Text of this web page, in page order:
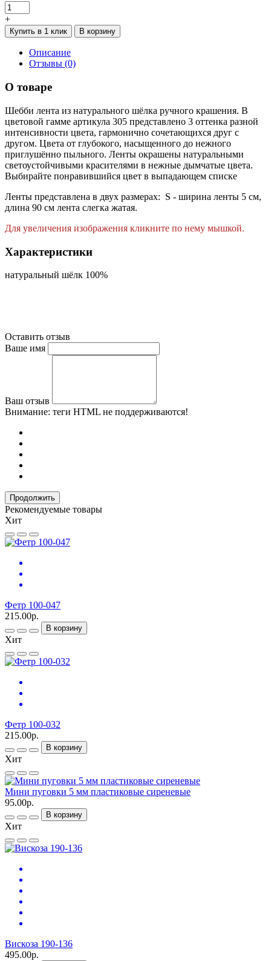
+
Купить в 1 клик В корзину
Описание
Отзывы (0)
О товаре
Шебби лента из натурального шёлка ручного крашения. В
цветовой гамме артикула 305 представлено 3 оттенка разной
интенсивности цвета, гармонично сочетающихся друг с
другом. Цвета от глубокого, насыщенного до нежного
приглушённо пыльного. Ленты окрашены натуральными
светоустойчивыми красителями в нежные дымчатые цвета.
Выбирайте понравившийся цвет в выпадающем списке
Ленты представлена в двух размерах: S - ширина ленты 5 см,
длина 90 см лента слегка жатая.
Для увеличения изображения кликните по нему мышкой.
Характеристики
натуральный шёлк 100%
Оставить отзыв
Ваше имя
Ваш отзыв
Внимание: теги HTML не поддерживаются!
Продолжить
Рекомендуемые товары
Хит
Фетр 100-047
215.00р.
В корзину
Хит
Фетр 100-032
215.00р.
В корзину
Хит
Мини пуговки 5 мм пластиковые сиреневые
95.00р.
В корзину
Хит
Вискоза 190-136
495.00р.